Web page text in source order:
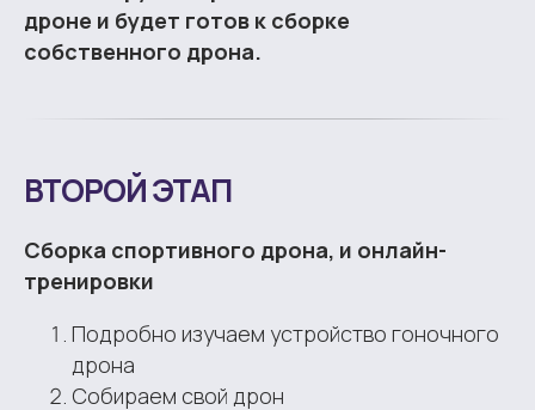
дроне и будет готов к сборке
собственного дрона.
ВТОРОЙ ЭТАП
Сборка спортивного дрона, и онлайн-
тренировки
Подробно изучаем устройство гоночного
дрона
Собираем свой дрон